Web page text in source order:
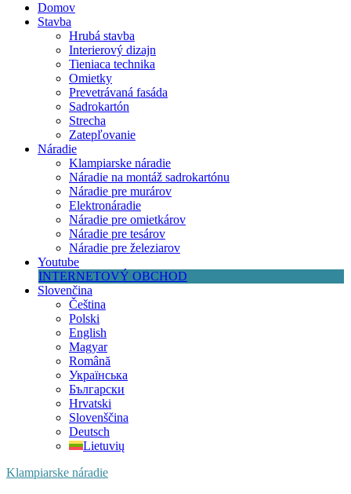
Domov
Stavba
Hrubá stavba
Interierový dizajn
Tieniaca technika
Omietky
Prevetrávaná fasáda
Sadrokartón
Strecha
Zatepľovanie
Náradie
Klampiarske náradie
Náradie na montáž sadrokartónu
Náradie pre murárov
Elektronáradie
Náradie pre omietkárov
Náradie pre tesárov
Náradie pre železiarov
Youtube
INTERNETOVÝ OBCHOD
Slovenčina
Čeština
Polski
English
Magyar
Română
Українська
Български
Hrvatski
Slovenščina
Deutsch
Lietuvių
Klampiarske náradie